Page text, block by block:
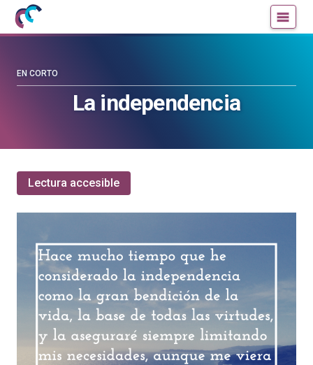
Mujeres
con
UPV/EHU
blog
UPV/EHU
La independencia
EN CORTO
Lectura accesible